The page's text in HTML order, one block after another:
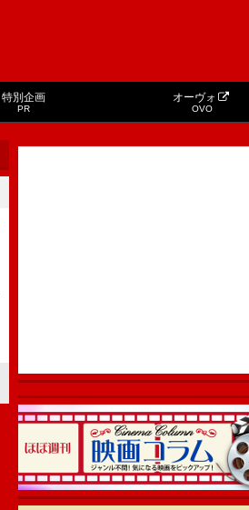
特別企画
PR
オーヴォ
OVO